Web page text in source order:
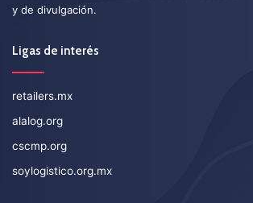
y de divulgación.
Ligas de interés
retailers.mx
alalog.org
cscmp.org
soylogistico.org.mx